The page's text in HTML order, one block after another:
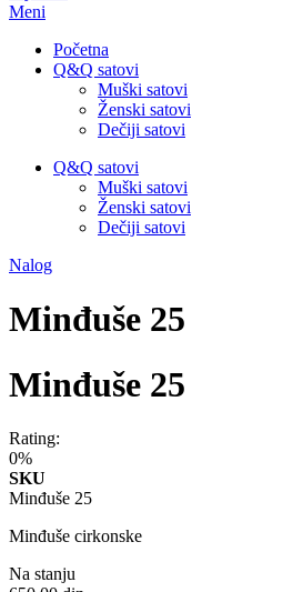
Meni
Početna
Q&Q satovi
Muški satovi
Ženski satovi
Dečiji satovi
Q&Q satovi
Muški satovi
Ženski satovi
Dečiji satovi
Nalog
Minđuše 25
Minđuše 25
Rating:
0%
SKU
Minđuše 25
Minđuše cirkonske
Na stanju